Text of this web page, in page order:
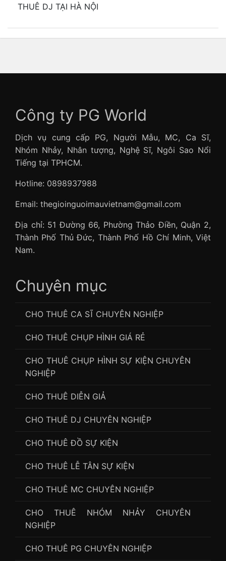
THUÊ DJ TẠI HÀ NỘI
Công ty PG World
Dịch vụ cung cấp PG, Người Mẫu, MC, Ca Sĩ,
Nhóm Nhảy, Nhân tượng, Nghệ Sĩ, Ngôi Sao Nổi
Tiếng tại TPHCM.
Hotline: 0898937988
Email: thegioinguoimauvietnam@gmail.com
Địa chỉ: 51 Đường 66, Phường Thảo Điền, Quận 2,
Thành Phố Thủ Đức, Thành Phố Hồ Chí Minh, Việt
Nam.
Chuyên mục
CHO THUÊ CA SĨ CHUYÊN NGHIỆP
CHO THUÊ CHỤP HÌNH GIÁ RẺ
CHO THUÊ CHỤP HÌNH SỰ KIỆN CHUYÊN
NGHIỆP
CHO THUÊ DIỄN GIẢ
CHO THUÊ DJ CHUYÊN NGHIỆP
CHO THUÊ ĐỒ SỰ KIỆN
CHO THUÊ LỄ TÂN SỰ KIỆN
CHO THUÊ MC CHUYÊN NGHIỆP
CHO THUÊ NHÓM NHẢY CHUYÊN
NGHIỆP
CHO THUÊ PG CHUYÊN NGHIỆP